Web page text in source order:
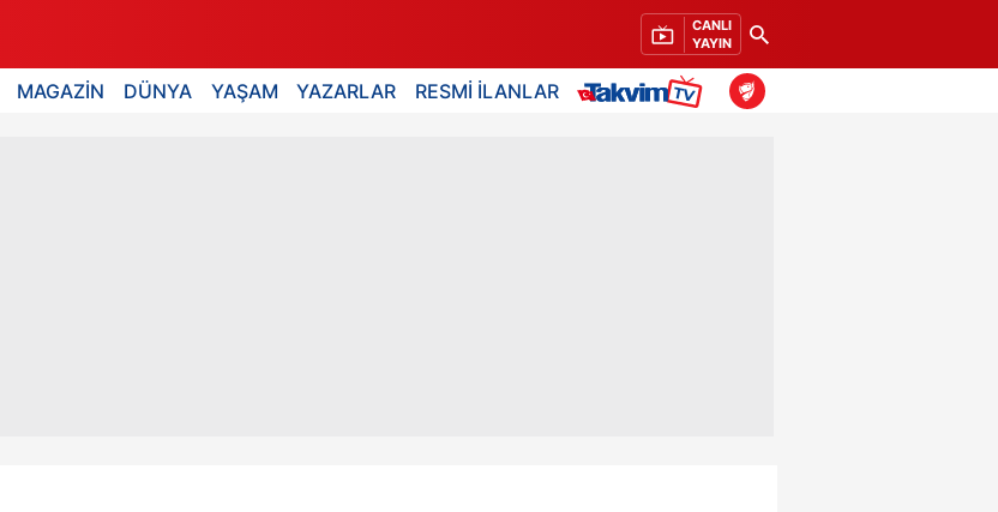
CANLI
YAYIN
MAGAZİN DÜNYA YAŞAM YAZARLAR RESMİ İLANLAR